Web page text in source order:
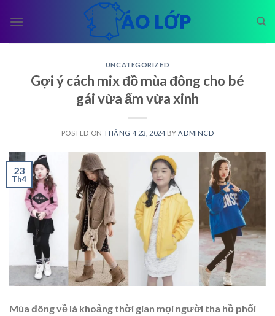
UNCATEGORIZED
Gợi ý cách mix đồ mùa đông cho bé
gái vừa ấm vừa xinh
POSTED ONTHÁNG 4 23, 2024 BY ADMINCD
23
Th4
Mùa đông về là khoảng thời gian mọi người tha hồ phối